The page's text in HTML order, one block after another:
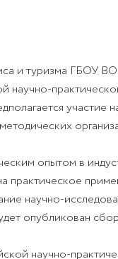
и туризма ГБОУ
научно-
участие
опытом в
практическое
научно-
опубликован
научно-